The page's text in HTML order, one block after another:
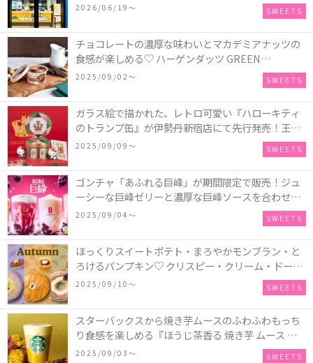
2026/06/19〜 SWEETS
チョコレートの濃厚な味わいとマカデミアナッツの
食感が楽しめる♡ ハーゲンダッツ GREEN
CRAFT(グリーンクラフト) ミニカップ『チョコレー
2025/09/02〜 SWEETS
ガラス絵で描かれた、レトロ可愛い『ハローキティ
のトランプ缶』が伊勢丹新宿店にて先行発売！王冠
キティのフィギュア、キティトランプのステッカー
2025/09/09〜 SWEETS
ゴンチャ「あふれる巨峰」が期間限定で販売！ジュ
ーシーな巨峰ゼリーと濃厚な巨峰ソースを合わせた
ミルクティー、ティーエード、ジェラッティー、ス
2025/09/04〜 SWEETS
ほっくりスイートポテト・まろやかモンブラン・と
ろけるパンプキン♡ クリスピー・クリーム・ドーナ
ツに“いも”“栗“”かぼちゃ“を使用し、秋らしい人気
2025/09/10〜 SWEETS
スターバックスから焼き芋ムースのふわふわもっち
り食感を楽しめる『ほうじ茶香る 焼き芋 ムース テ
ィー ラテ』が新発売！大好評の『チョコレート ムー
2025/09/03〜 SWEETS